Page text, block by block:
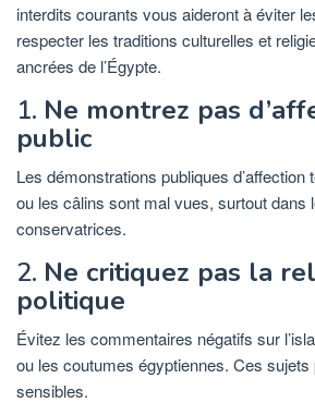
interdits courants vous aideront à éviter
respecter les traditions culturelles et
ancrées de l’Égypte.
1. Ne montrez pas
public
Les démonstrations publiques d’affection
ou les câlins sont mal vues, surtout dans
conservatrices.
2. Ne critiquez pas la
politique
Évitez les commentaires négatifs sur
ou les coutumes égyptiennes. Ces sujets
sensibles.